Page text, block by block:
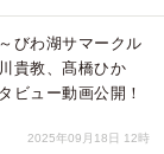
びわ湖サマークル
貴教、髙橋ひか
ビュー動画公開！
2025年09月18日 12時